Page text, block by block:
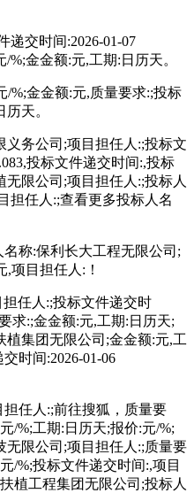
交时间:2026-01-07
%;金金额:元,工期:日历天。
金金额:元,质量要求:;投标
天。
务公司;项目担任人:;投标文
投标文件递交时间:,投标
限公司;项目担任人:;投标人
担任人:;查看更多投标人名
称:保利长大工程无限公司;
项目担任人:！
任人:;投标文件递交时
求:;金金额:元,工期:日历天;
集团无限公司;金金额:元,工
时间:2026-01-06
任人:;前往搜狐，质量要
/%;工期:日历天;报价:元/%;
限公司;项目担任人:;质量要
/%;投标文件递交时间:,项目
植工程集团无限公司;投标人